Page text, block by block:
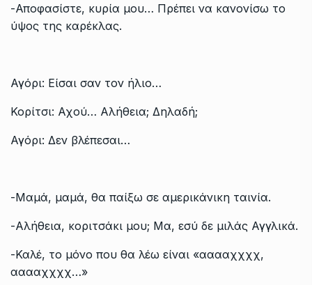
-Αποφασίστε, κυρία μου… Πρέπει να κανονίσω το
ύψος της καρέκλας.
Αγόρι: Είσαι σαν τον ήλιο…
Κορίτσι: Αχού… Αλήθεια; Δηλαδή;
Αγόρι: Δεν βλέπεσαι…
-Μαμά, μαμά, θα παίξω σε αμερικάνικη ταινία.
-Αλήθεια, κοριτσάκι μου; Μα, εσύ δε μιλάς Αγγλικά.
-Καλέ, το μόνο που θα λέω είναι «ααααχχχχ,
ααααχχχχ…»